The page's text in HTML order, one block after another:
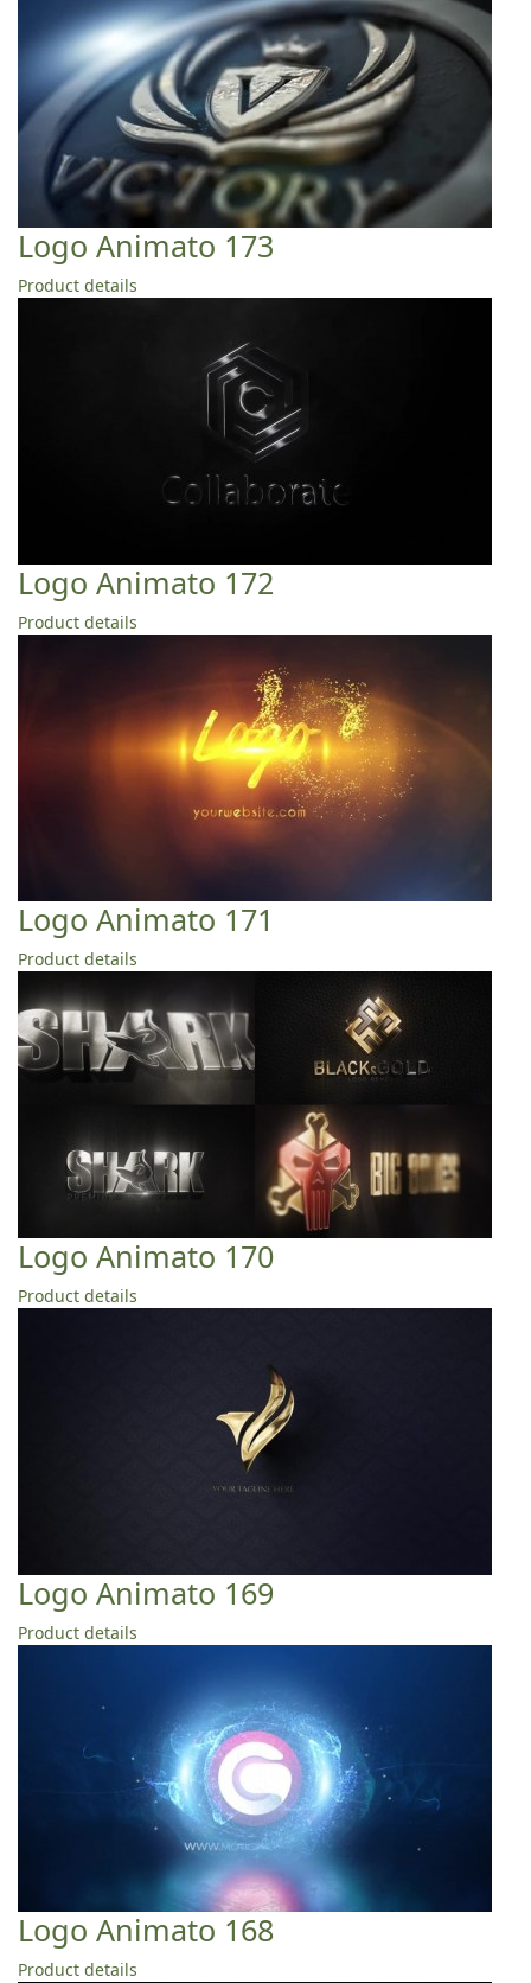
Logo Animato 173
Product details
Logo Animato 172
Product details
Logo Animato 171
Product details
Logo Animato 170
Product details
Logo Animato 169
Product details
Logo Animato 168
Product details